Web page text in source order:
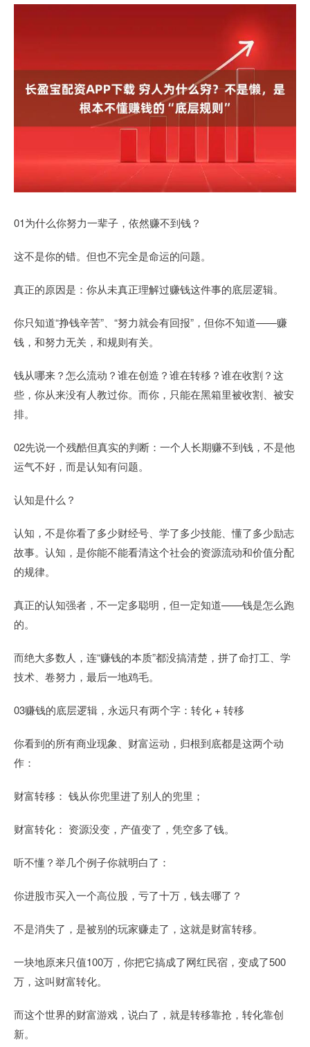
01为什么你努力一辈子，依然赚不到钱？
这不是你的错。但也不完全是命运的问题。
真正的原因是：你从未真正理解过赚钱这件事的底层逻辑。
你只知道“挣钱辛苦”、“努力就会有回报”，但你不知道——赚
钱，和努力无关，和规则有关。
钱从哪来？怎么流动？谁在创造？谁在转移？谁在收割？这
些，你从来没有人教过你。而你，只能在黑箱里被收割、被安
排。
02先说一个残酷但真实的判断：一个人长期赚不到钱，不是他
运气不好，而是认知有问题。
认知是什么？
认知，不是你看了多少财经号、学了多少技能、懂了多少励志
故事。认知，是你能不能看清这个社会的资源流动和价值分配
的规律。
真正的认知强者，不一定多聪明，但一定知道——钱是怎么跑
的。
而绝大多数人，连“赚钱的本质”都没搞清楚，拼了命打工、学
技术、卷努力，最后一地鸡毛。
03赚钱的底层逻辑，永远只有两个字：转化 + 转移
你看到的所有商业现象、财富运动，归根到底都是这两个动
作：
财富转移： 钱从你兜里进了别人的兜里；
财富转化： 资源没变，产值变了，凭空多了钱。
听不懂？举几个例子你就明白了：
你进股市买入一个高位股，亏了十万，钱去哪了？
不是消失了，是被别的玩家赚走了，这就是财富转移。
一块地原来只值100万，你把它搞成了网红民宿，变成了500
万，这叫财富转化。
而这个世界的财富游戏，说白了，就是转移靠抢，转化靠创
新。